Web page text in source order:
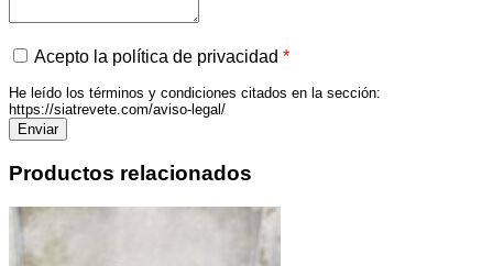
Acepto la política de privacidad *
He leído los términos y condiciones citados en la sección:
https://siatrevete.com/aviso-legal/
Productos relacionados